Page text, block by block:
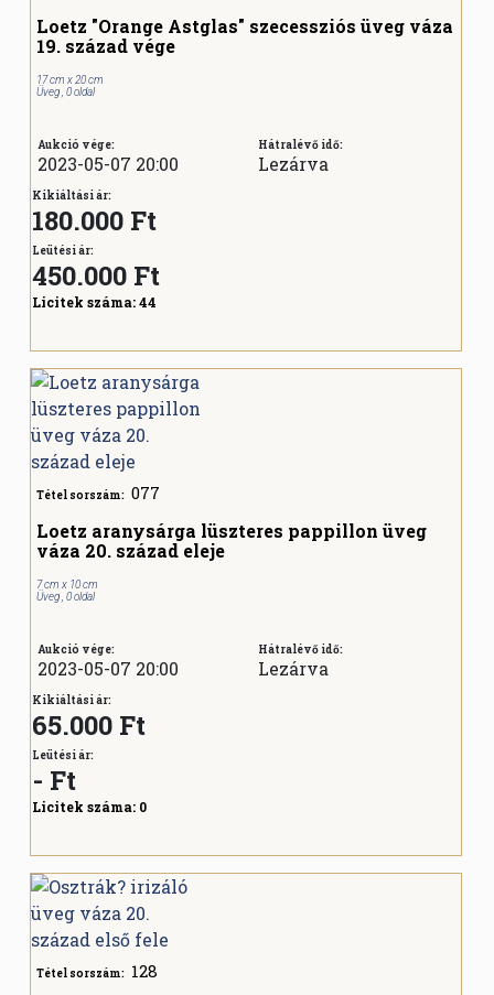
Loetz "Orange Astglas" szecessziós üveg váza
19. század vége
17 cm x 20 cm
Üveg , 0 oldal
Aukció vége:
2023-05-07 20:00
Hátralévő idő:
Lezárva
Kikiáltási ár:
180.000 Ft
Leütési ár:
450.000 Ft
Licitek száma:44
Tétel sorszám: 077
Loetz aranysárga lüszteres pappillon üveg
váza 20. század eleje
7 cm x 10 cm
Üveg , 0 oldal
Aukció vége:
2023-05-07 20:00
Hátralévő idő:
Lezárva
Kikiáltási ár:
65.000 Ft
Leütési ár:
- Ft
Licitek száma: 0
Tétel sorszám: 128